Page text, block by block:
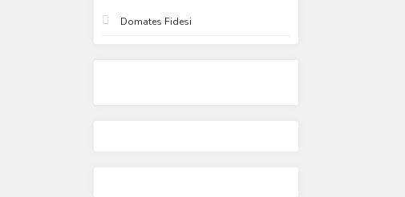
Domates Fidesi